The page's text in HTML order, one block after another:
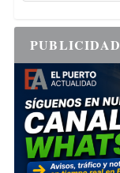
PUBLICIDAD